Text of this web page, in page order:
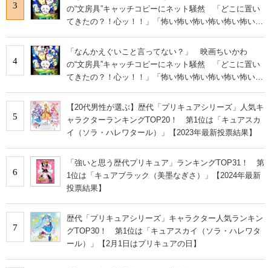
3
の“文房具”キャッチコピーにネット騒然 「どこに置い
てきたの？！心ッ！！」「怖い怖い怖い怖い怖い怖い怖
4
「なんかえぐいこと言ってない？」 映画ちいかわ
の“文房具”キャッチコピーにネット騒然 「どこに置い
てきたの？！心ッ！！」「怖い怖い怖い怖い怖い怖い怖
5
【20代男性が選ぶ】歴代「プリキュアシリーズ」人気キ
ャラクターランキングTOP20！ 第1位は「キュアスカ
イ（ソラ・ハレワタール）」【2023年最新投票結果】
6
「強いと思う歴代プリキュア」ランキングTOP31！ 第
1位は「キュアブラック（美墨なぎさ）」【2024年最新
投票結果】
7
歴代「プリキュアシリーズ」キャラクター人気ランキン
グTOP30！ 第1位は「キュアスカイ（ソラ・ハレワタ
ール）」【2月1日はプリキュアの日】